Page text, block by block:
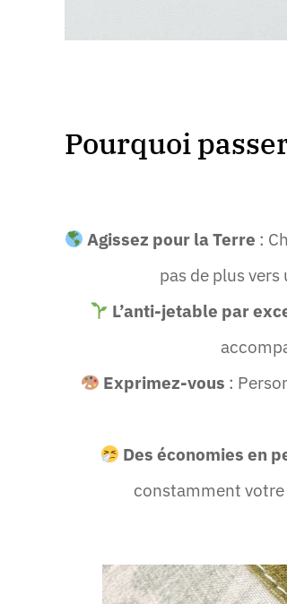
Pourquoi
Agissez pour la Terre :
pas de plus
L’anti-jetable par
Exprimez-vous :
Des économies en
constamment